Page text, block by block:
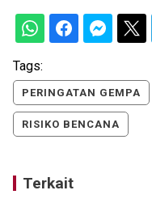
Tags:
PERINGATAN GEMPA
RISIKO BENCANA
Terkait